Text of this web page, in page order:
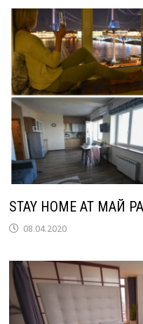
STAY HOME AT МАЙ
08.04.2020